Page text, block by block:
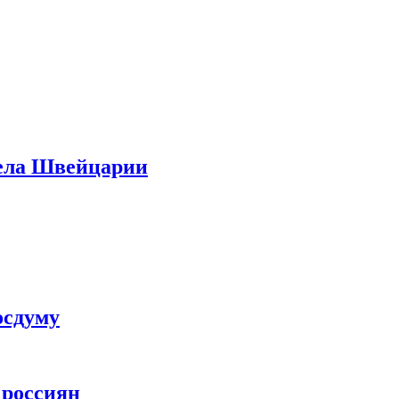
Швейцарии